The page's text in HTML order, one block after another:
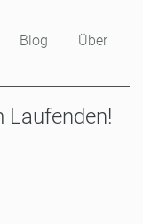
Blog
Über
Laufenden!